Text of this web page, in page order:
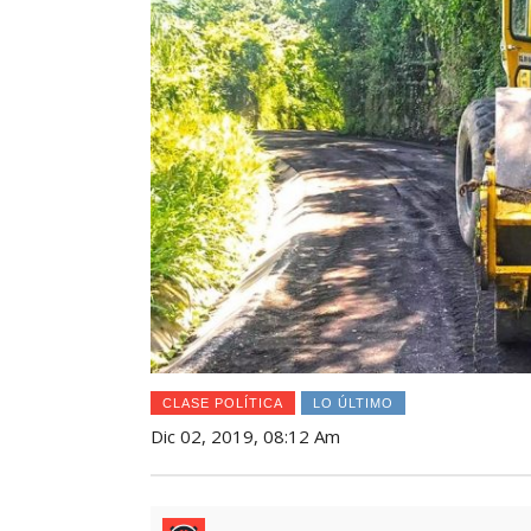
CLASE POLÍTICA LO ÚLTIMO
Dic 02, 2019, 08:12 Am